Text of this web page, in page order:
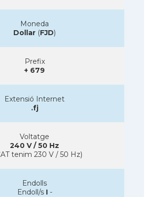
Moneda
Dollar (FJD)
Prefix
+ 679
Extensió Internet
.fj
Voltatge
240 V / 50 Hz
tenim 230 V / 50 Hz)
Endolls
Endoll/s I-